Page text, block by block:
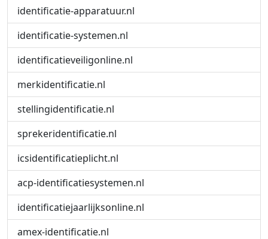
identificatie-apparatuur.nl
identificatie-systemen.nl
identificatieveiligonline.nl
merkidentificatie.nl
stellingidentificatie.nl
sprekeridentificatie.nl
icsidentificatieplicht.nl
acp-identificatiesystemen.nl
identificatiejaarlijksonline.nl
amex-identificatie.nl